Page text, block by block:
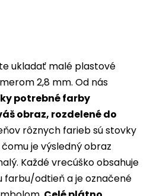
ukladať malé plastové
2,8 mm. Od nás
potrebné farby
obraz, rozdelené do
rôznych farieb sú stovky
je výsledný obraz
Každé vrecúško obsahuje
farbu/odtieň a je označené